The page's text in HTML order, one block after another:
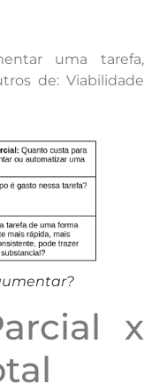
uma tarefa,
de: Viabilidade
x